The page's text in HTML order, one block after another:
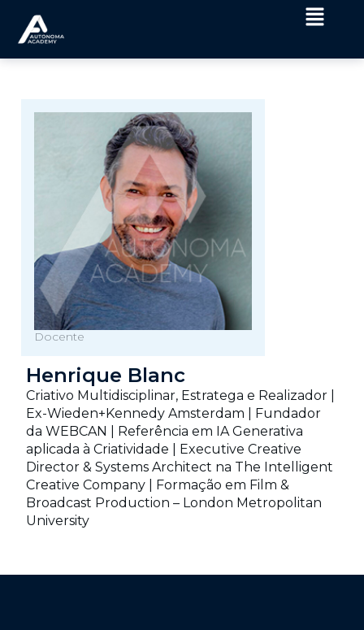
Docente
Henrique Blanc
Criativo Multidisciplinar, Estratega e Realizador |
Ex-Wieden+Kennedy Amsterdam | Fundador
da WEBCAN | Referência em IA Generativa
aplicada à Criatividade | Executive Creative
Director & Systems Architect na The Intelligent
Creative Company | Formação em Film &
Broadcast Production – London Metropolitan
University